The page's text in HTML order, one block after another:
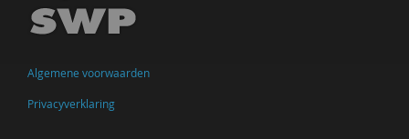
Alain Caillé e.v.a
William E. Connolly
Christine Cuomo
Algemene voorwaarden
Privacyverklaring